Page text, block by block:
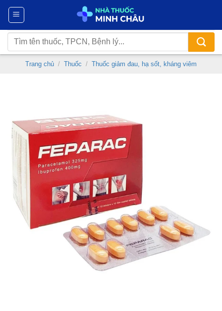
Chuyển
nội
dung
Tìm
kiếm:
Trang chủ / Thuốc / Thuốc giảm đau, hạ sốt, kháng viêm